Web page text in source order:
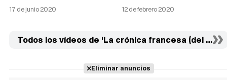
17 de junio 2020 12 de febrero 2020
Todos los vídeos de 'La crónica francesa (del
Eliminar anuncios